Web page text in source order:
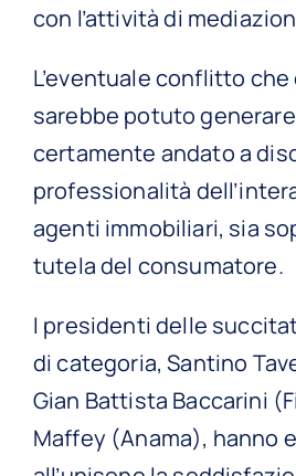
con l’attività di
L’eventuale conflitto
sarebbe potuto
certamente andato a
professionalità
agenti immobiliari, sia
tutela del consumatore.
I presidenti delle
di categoria, Santino
Gian Battista Baccarini
Maffey (Anama), hanno